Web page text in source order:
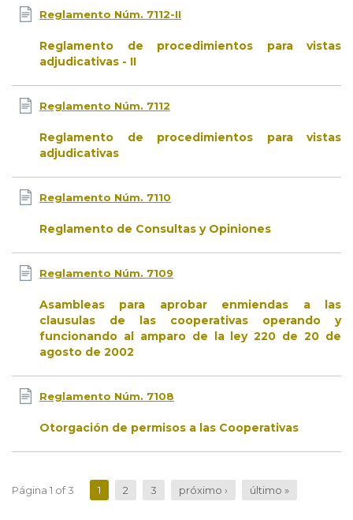
Reglamento Núm. 7112-II
Reglamento de procedimientos para vistas
adjudicativas - II
Reglamento Núm. 7112
Reglamento de procedimientos para vistas
adjudicativas
Reglamento Núm. 7110
Reglamento de Consultas y Opiniones
Reglamento Núm. 7109
Asambleas para aprobar enmiendas a las
clausulas de las cooperativas operando y
funcionando al amparo de la ley 220 de 20 de
agosto de 2002
Reglamento Núm. 7108
Otorgación de permisos a las Cooperativas
Página 1 of 3 1 2 3 próximo › último »